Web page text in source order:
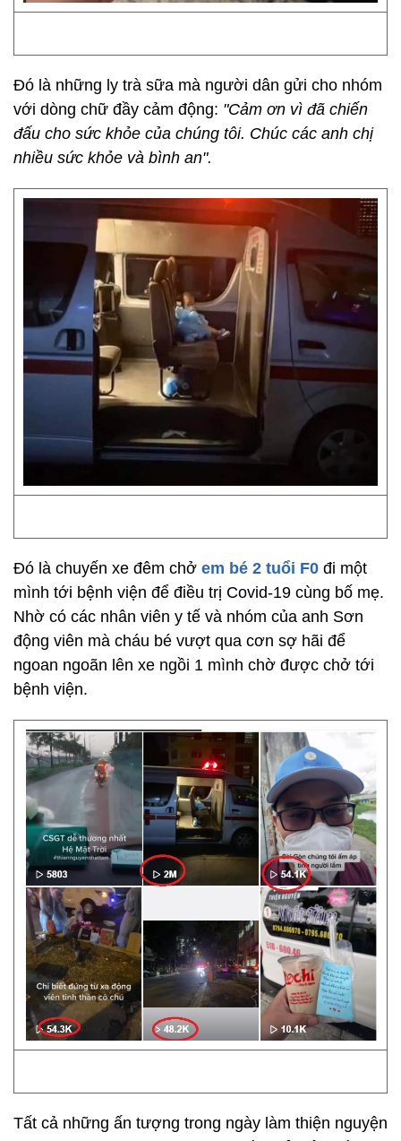
Đó là những ly trà sữa mà người dân gửi cho nhóm
với dòng chữ đầy cảm động: "Cảm ơn vì đã chiến
đấu cho sức khỏe của chúng tôi. Chúc các anh chị
nhiều sức khỏe và bình an".
Đó là chuyến xe đêm chở em bé 2 tuổi F0 đi một
mình tới bệnh viện để điều trị Covid-19 cùng bố mẹ.
Nhờ có các nhân viên y tế và nhóm của anh Sơn
động viên mà cháu bé vượt qua cơn sợ hãi để
ngoan ngoãn lên xe ngồi 1 mình chờ được chở tới
bệnh viện.
Tất cả những ấn tượng trong ngày làm thiện nguyện